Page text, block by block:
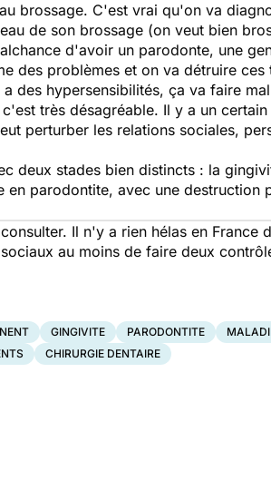
brossage. C'est vrai qu'on va
de son brossage (on veut bien
d'avoir un parodonte, une
des problèmes et on va détruire ces
des hypersensibilités, ça va faire
très désagréable. Il y a un
perturber les relations sociales,
deux stades bien distincts : la
parodontite, avec une destruction
Il n'y a rien hélas en France
au moins de faire deux
GINGIVITE PARODONTITE
CHIRURGIE DENTAIRE